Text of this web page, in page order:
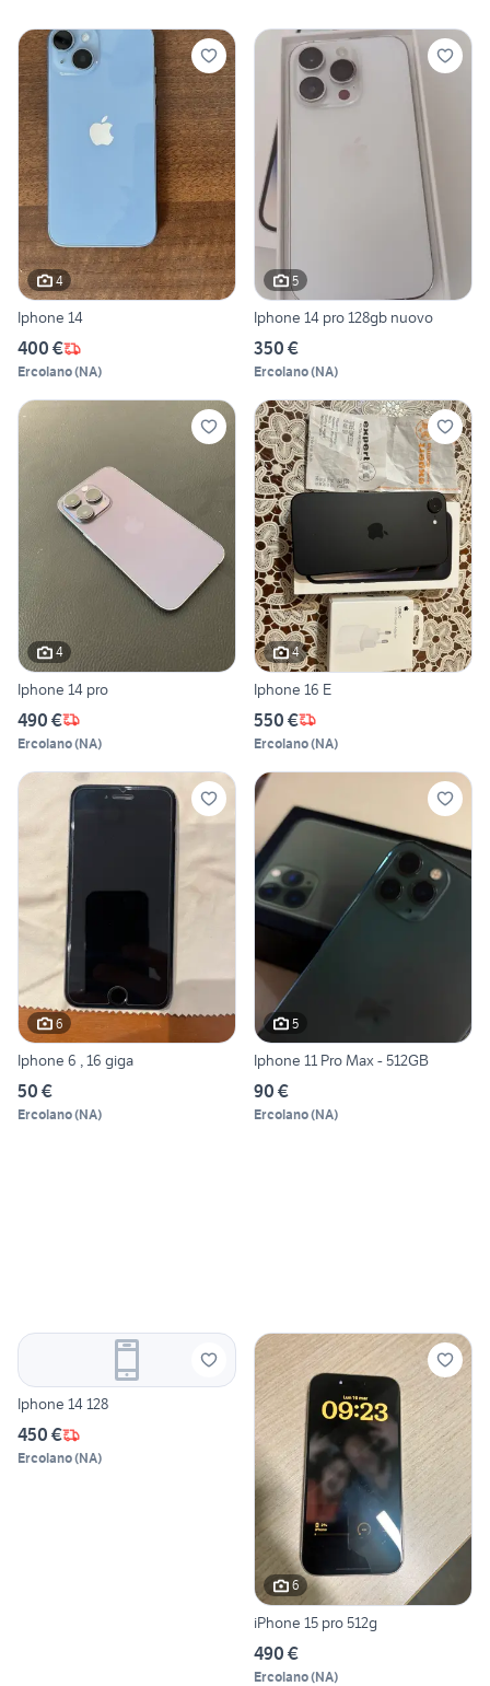
4
Iphone 14
400 €
Ercolano(NA)
5
Iphone 14 pro 128gb nuovo
350 €
Ercolano(NA)
4
Iphone 14 pro
490 €
Ercolano(NA)
4
Iphone 16 E
550 €
Ercolano(NA)
6
Iphone 6 , 16 giga
50 €
Ercolano(NA)
5
Iphone 11 Pro Max - 512GB
90 €
Ercolano(NA)
Iphone 14 128
450 €
Ercolano(NA)
6
iPhone 15 pro 512g
490 €
Ercolano(NA)